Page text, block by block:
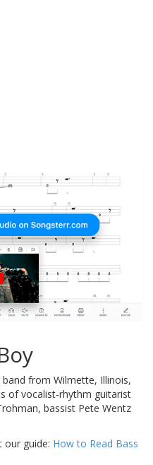
from Wilmette, Illinois,
of vocalist-rhythm guitarist
bassist Pete Wentz
our guide: How to Read Bass